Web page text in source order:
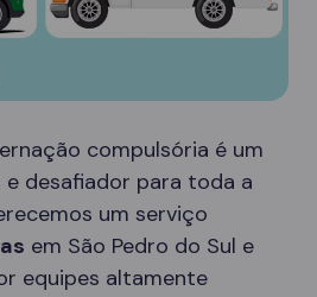
compulsória é um
desafiador para toda a
um serviço
em São Pedro do Sul e
equipes altamente